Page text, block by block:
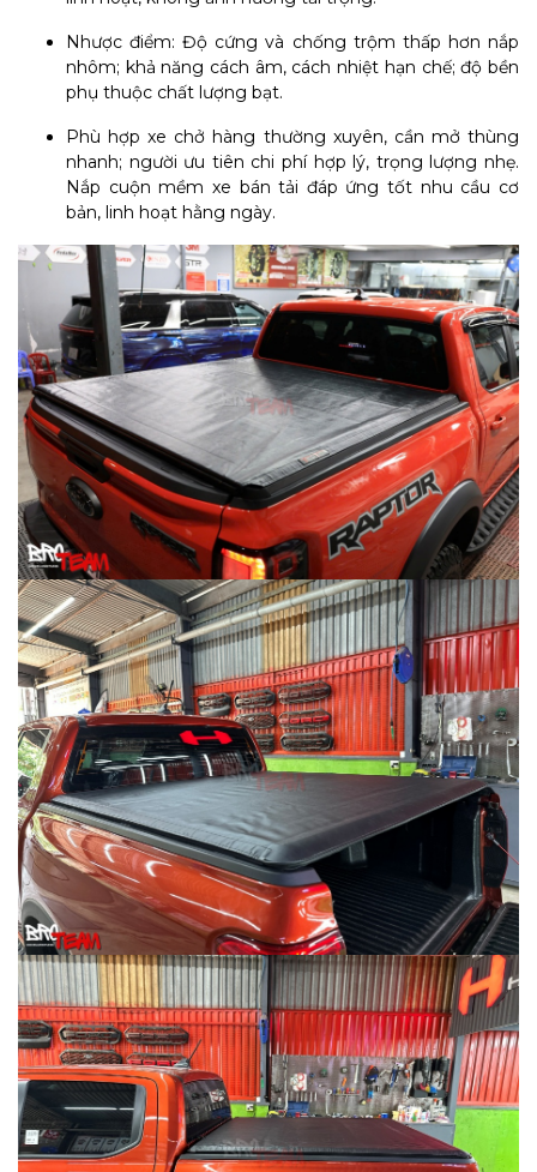
Nhược điểm: Độ cứng và chống trộm thấp hơn nắp
nhôm; khả năng cách âm, cách nhiệt hạn chế; độ bền
phụ thuộc chất lượng bạt.
Phù hợp xe chở hàng thường xuyên, cần mở thùng
nhanh; người ưu tiên chi phí hợp lý, trọng lượng nhẹ.
Nắp cuộn mềm xe bán tải đáp ứng tốt nhu cầu cơ
bản, linh hoạt hằng ngày.